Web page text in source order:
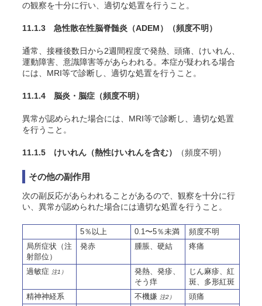
の観察を十分に行い、適切な処置を行うこと。
11.1.3 急性散在性脳脊髄炎（ADEM） （頻度不明）
通常、接種後数日から2週間程度で発熱、頭痛、けいれん、
運動障害、意識障害等があらわれる。本症が疑われる場合
には、MRI等で診断し、適切な処置を行うこと。
11.1.4 脳炎・脳症 （頻度不明）
異常が認められた場合には、MRI等で診断し、適切な処置
を行うこと。
11.1.5 けいれん（熱性けいれんを含む） （頻度不明）
その他の副作用
次の副反応があらわれることがあるので、観察を十分に行
い、異常が認められた場合には適切な処置を行うこと。
5％以上 0.1〜5％未満
頻度不明
局所症状（注
射部位）
発赤 腫脹、硬結 疼痛
過敏症 注1）
発熱、発疹、
そう痒
じん麻疹、紅
斑、多形紅斑
精神神経系
不機嫌 注2）
頭痛